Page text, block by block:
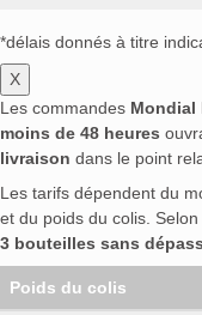
*délais donnés à titre
X
Les commandes Mondial
moins de 48 heures
livraison dans le point
Les tarifs dépendent du
et du poids du colis. Selon
3 bouteilles sans
Poids du colis